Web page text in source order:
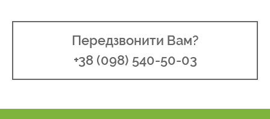
Передзвонити Вам?
+38 (098) 540-50-03